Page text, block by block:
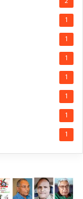
1
1
1
1
1
1
1